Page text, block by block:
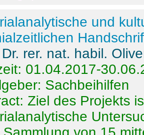
und
rer. nat. habil.
01.04.2017-
Sachbeihilfen
Ziel des Projekts